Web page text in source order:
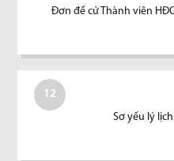
Đơn đề cử Thành viên
12
Sơ yếu lý